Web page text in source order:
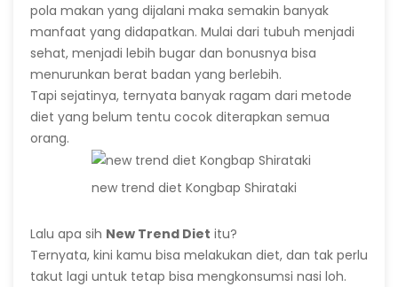
pola makan yang dijalani maka semakin banyak
manfaat yang didapatkan. Mulai dari tubuh menjadi
sehat, menjadi lebih bugar dan bonusnya bisa
menurunkan berat badan yang berlebih.
Tapi sejatinya, ternyata banyak ragam dari metode
diet yang belum tentu cocok diterapkan semua
orang.
new trend diet Kongbap Shirataki
Lalu apa sih New Trend Diet itu?
Ternyata, kini kamu bisa melakukan diet, dan tak perlu
takut lagi untuk tetap bisa mengkonsumsi nasi loh.